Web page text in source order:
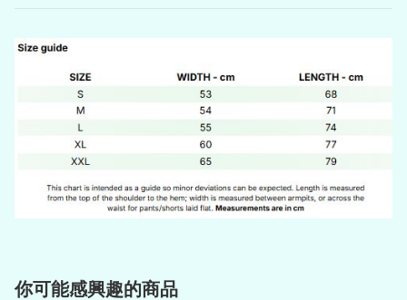
你可能感興趣的商品